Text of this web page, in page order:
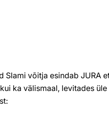
Slami võitja esindab JURA
ka välismaal, levitades üle